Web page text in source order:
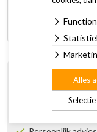
Kauwhardheid (1 -
Gratis afhalen
14 dagen
Gratis
Alles